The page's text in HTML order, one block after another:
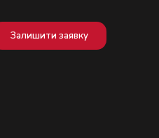
Залишити заявку